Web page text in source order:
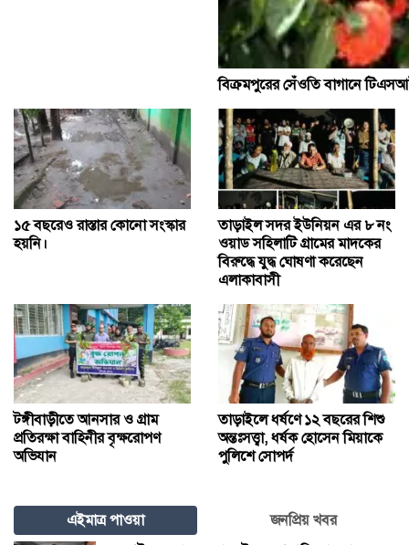
বিক্রমপুরের সেঁওতি বাগানে
১৫ বছরেও রাস্তার কোনো সংস্কার
হয়নি।
তাড়াইল সদর ইউনিয়ন এর ৮ নং
ওয়াড সহিলাটি গ্রামের মাদকের
বিরুদ্ধে যুদ্ধ ঘোষণা করেছেন
এলাকাবাসী
টঙ্গীবাড়ীতে আনসার ও গ্রাম
প্রতিরক্ষা বাহিনীর বৃক্ষরোপণ
অভিযান
তাড়াইলে ধর্ষণে ১২ বছরের শিশু
অন্তঃসত্ত্বা, ধর্ষক হোসেন মিয়াকে
পুলিশে সোপর্দ
এইমাত্র পাওয়া
জনপ্রিয় খবর